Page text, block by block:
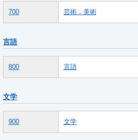
700 芸術．美術
言語
800 言語
文学
900 文学